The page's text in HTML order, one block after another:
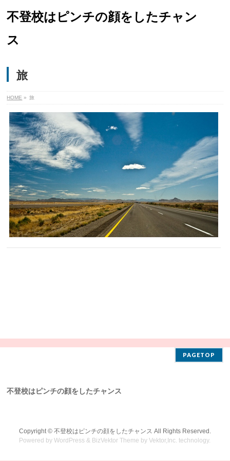
不登校はピンチの顔をしたチャン
ス
旅
HOME » 旅
PAGETOP
不登校はピンチの顔をしたチャンス
Copyright © 不登校はピンチの顔をしたチャンス All Rights Reserved.
Powered byWordPress & BizVektor Theme byVektor,Inc. technology.